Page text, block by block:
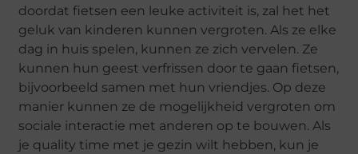
doordat fietsen een leuke activiteit is, zal het het
geluk van kinderen kunnen vergroten. Als ze elke
dag in huis spelen, kunnen ze zich vervelen. Ze
kunnen hun geest verfrissen door te gaan fietsen,
bijvoorbeeld samen met hun vriendjes. Op deze
manier kunnen ze de mogelijkheid vergroten om
sociale interactie met anderen op te bouwen. Als
je quality time met je gezin wilt hebben, kun je